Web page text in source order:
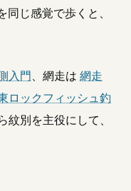
じ感覚で歩くと、
入門、網走は 網走
ロックフィッシュ釣
別を主役にして、